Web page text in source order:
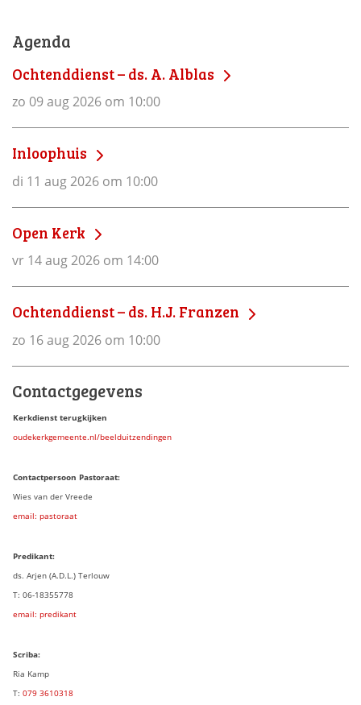
Agenda
Ochtenddienst – ds. A. Alblas
zo 09 aug 2026 om 10:00
Inloophuis
di 11 aug 2026 om 10:00
Open Kerk
vr 14 aug 2026 om 14:00
Ochtenddienst – ds. H.J. Franzen
zo 16 aug 2026 om 10:00
Contactgegevens
Kerkdienst terugkijken
oudekerkgemeente.nl/beelduitzendingen
Contactpersoon Pastoraat:
Wies van der Vreede
email: pastoraat
Predikant:
ds. Arjen (A.D.L.) Terlouw
T: 06-18355778
email: predikant
Scriba:
Ria Kamp
T: 079 3610318